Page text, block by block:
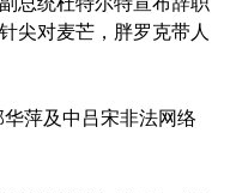
尖对麦芒，胖罗克带人
萍及中吕宋非法网络